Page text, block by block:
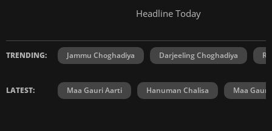
Headline Today
TRENDING: Jammu Choghadiya Darjeeling Choghadiya
LATEST: Maa Gauri Aarti Hanuman Chalisa Maa Gauri